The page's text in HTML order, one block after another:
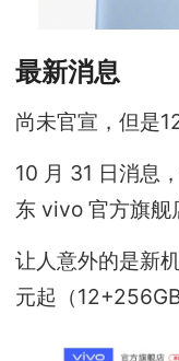
最新消息
尚未官宣，但是
10 月 31 日消息
东 vivo 官方旗舰
让人意外的是新
元起（12+256GB